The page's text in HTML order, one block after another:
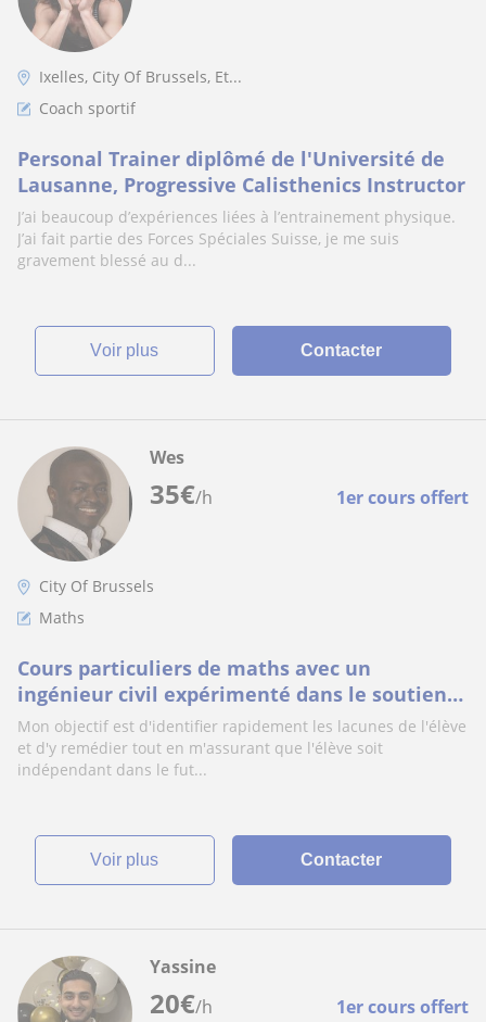
Ixelles, City Of Brussels, Et...
Coach sportif
Personal Trainer diplômé de l'Université de
Lausanne, Progressive Calisthenics Instructor
J’ai beaucoup d’expériences liées à l’entrainement physique.
J’ai fait partie des Forces Spéciales Suisse, je me suis
gravement blessé au d...
voir plus Contacter
35€/h 1er cours offert
Wes
City Of Brussels
Maths
Cours particuliers de maths avec un
ingénieur civil expérimenté dans le soutien
scolaire
Mon objectif est d'identifier rapidement les lacunes de l'élève
et d'y remédier tout en m'assurant que l'élève soit
indépendant dans le fut...
voir plus Contacter
20€/h 1er cours offert
Yassine